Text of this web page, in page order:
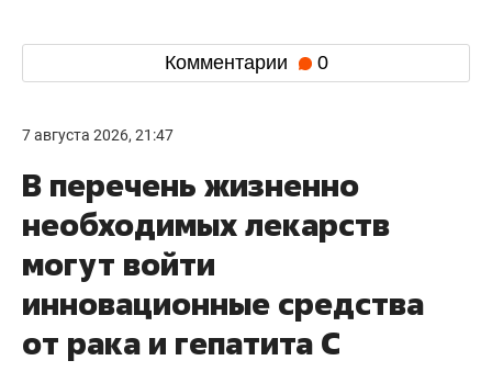
Комментарии 0
7 августа 2026, 21:47
В перечень жизненно
необходимых лекарств
могут войти
инновационные средства
от рака и гепатита С